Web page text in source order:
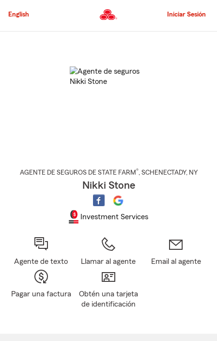
al
principal
English Iniciar Sesión
AGENTE DE SEGUROS DE STATE FARM®, SCHENECTADY, NY
Nikki Stone
Investment Services
Agente de texto Llamar al agente Email al agente
Pagar una factura
Obtén una tarjeta
de identificación